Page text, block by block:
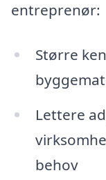
entreprenør:
Større
Lettere
behov